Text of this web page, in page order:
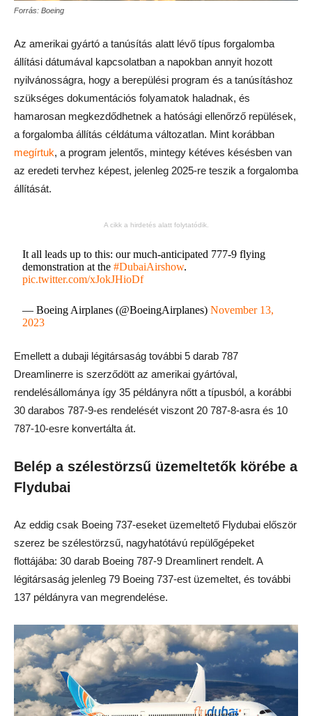
Forrás: Boeing
Az amerikai gyártó a tanúsítás alatt lévő típus forgalomba
állítási dátumával kapcsolatban a napokban annyit hozott
nyilvánosságra, hogy a berepülési program és a tanúsításhoz
szükséges dokumentációs folyamatok haladnak, és
hamarosan megkezdődhetnek a hatósági ellenőrző repülések,
a forgalomba állítás céldátuma változatlan. Mint korábban
megírtuk, a program jelentős, mintegy kétéves késésben van
az eredeti tervhez képest, jelenleg 2025-re teszik a forgalomba
állítását.
A cikk a hirdetés alatt folytatódik.
It all leads up to this: our much-anticipated 777-9 flying
demonstration at the#DubaiAirshow.
pic.twitter.com/xJokJHioDf
— Boeing Airplanes (@BoeingAirplanes)November 13,
2023
Emellett a dubaji légitársaság további 5 darab 787
Dreamlinerre is szerződött az amerikai gyártóval,
rendelésállománya így 35 példányra nőtt a típusból, a korábbi
30 darabos 787-9-es rendelését viszont 20 787-8-asra és 10
787-10-esre konvertálta át.
Belép a szélestörzsű üzemeltetők körébe a
Flydubai
Az eddig csak Boeing 737-eseket üzemeltető Flydubai először
szerez be szélestörzsű, nagyhatótávú repülőgépeket
flottájába: 30 darab Boeing 787-9 Dreamlinert rendelt. A
légitársaság jelenleg 79 Boeing 737-est üzemeltet, és további
137 példányra van megrendelése.